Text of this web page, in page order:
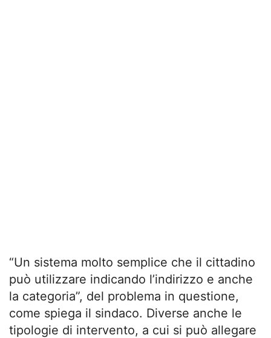
“Un sistema molto semplice che il cittadino
può utilizzare indicando l’indirizzo e anche
la categoria”, del problema in questione,
come spiega il sindaco. Diverse anche le
tipologie di intervento, a cui si può allegare